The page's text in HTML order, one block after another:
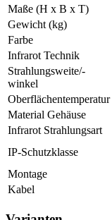
Maße (H x B x T)
Gewicht (kg)
Farbe
Infrarot Technik
Strahlungsweite/-
winkel
Oberflächentemperatur
Material Gehäuse
Infrarot Strahlungsart
IP-Schutzklasse
Montage
Kabel